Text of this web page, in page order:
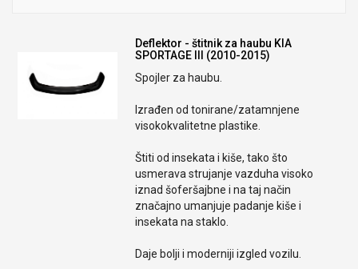
Deflektor - štitnik za haubu KIA
SPORTAGE III (2010-2015)
Spojler za haubu.
Izrađen od tonirane/zatamnjene
visokokvalitetne plastike.
Štiti od insekata i kiše, tako što
usmerava strujanje vazduha visoko
iznad šoferšajbne i na taj način
značajno umanjuje padanje kiše i
insekata na staklo.
Daje bolji i moderniji izgled vozilu.